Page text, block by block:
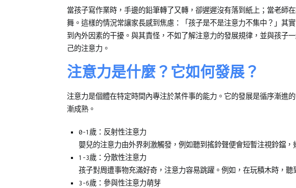
Posted
on
2024-
12-
Posted
專
欄
子
養
錦
當孩子寫作業時，手邊的鉛筆轉了又轉，卻遲遲沒有落到紙上；當老師
舞。這樣的情況常讓家長感到焦慮：「孩子是不是注意力不集中？」其
到內外因素的干擾。與其責怪，不如了解注意力的發展規律，並與孩子
己的注意力。
注意力是什麼？它如何發展？
注意力是個體在特定時間內專注於某件事的能力。它的發展是循序漸進
漸成熟。
0-1歲：反射性注意力
嬰兒的注意力由外界刺激觸發，例如聽到搖鈴聲便會短暫注視鈴鐺，
1-3歲：分散性注意力
孩子對周遭事物充滿好奇，注意力容易跳躍。例如，在玩積木時，聽
3-6歲：參與性注意力萌芽